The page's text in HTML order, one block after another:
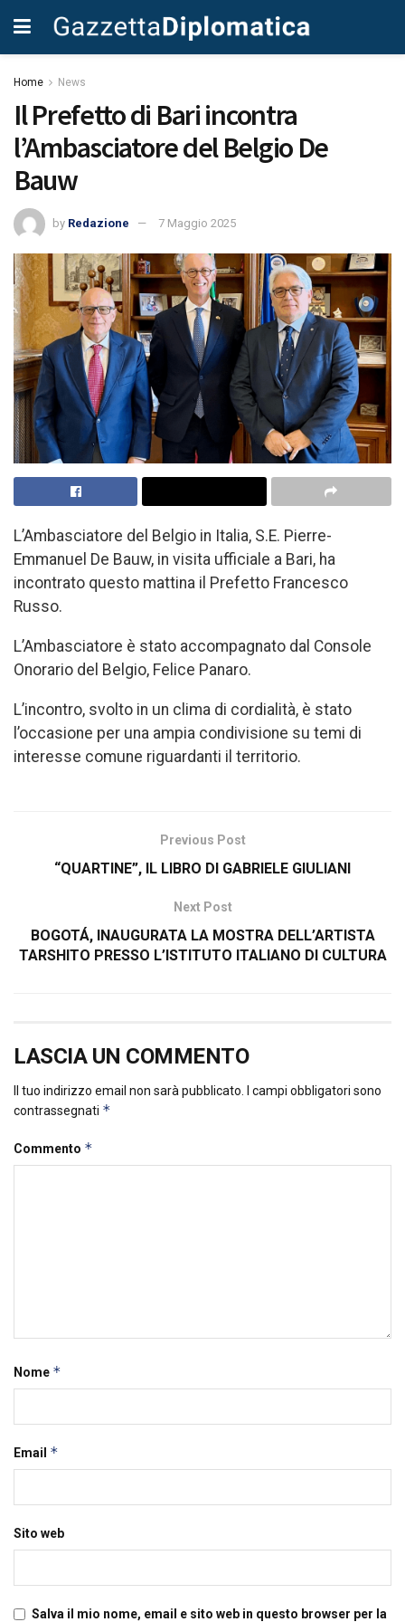
Home News
Il Prefetto di Bari incontra
l’Ambasciatore del Belgio De
Bauw
by Redazione 7 Maggio 2025
L’Ambasciatore del Belgio in Italia, S.E. Pierre-
Emmanuel De Bauw, in visita ufficiale a Bari, ha
incontrato questo mattina il Prefetto Francesco
Russo.
L’Ambasciatore è stato accompagnato dal Console
Onorario del Belgio, Felice Panaro.
L’incontro, svolto in un clima di cordialità, è stato
l’occasione per una ampia condivisione su temi di
interesse comune riguardanti il territorio.
Previous Post
“QUARTINE”, IL LIBRO DI GABRIELE GIULIANI
Next Post
BOGOTÁ, INAUGURATA LA MOSTRA DELL’ARTISTA
TARSHITO PRESSO L’ISTITUTO ITALIANO DI CULTURA
LASCIA UN COMMENTO
Il tuo indirizzo email non sarà pubblicato.
I campi obbligatori sono
contrassegnati *
Commento *
Nome *
Email *
Sito web
Salva il mio nome, email e sito web in questo browser per la